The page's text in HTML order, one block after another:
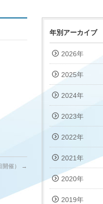
催） →
年別アーカイブ
2026年
2025年
2024年
2023年
2022年
2021年
2020年
2019年